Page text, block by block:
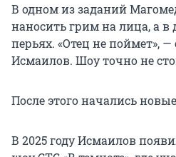
В одном из заданий
наносить грим на лица, а в
перьях. «Отец не поймет»,
Исмаилов. Шоу точно не
После этого начались
В 2025 году Исмаилов